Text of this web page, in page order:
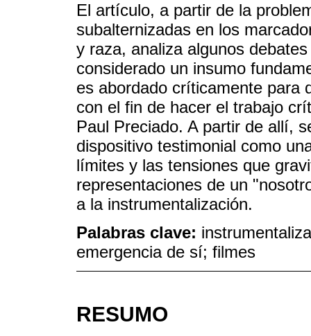
El artículo, a partir de la
subalternizadas en los
y raza, analiza algunos
considerado un insumo
es abordado críticamente para
con el fin de hacer el trabajo
Paul Preciado. A partir de allí,
dispositivo testimonial como
límites y las tensiones que
representaciones de un
a la instrumentalización.
Palabras clave:
emergencia de sí; filmes
RESUMO